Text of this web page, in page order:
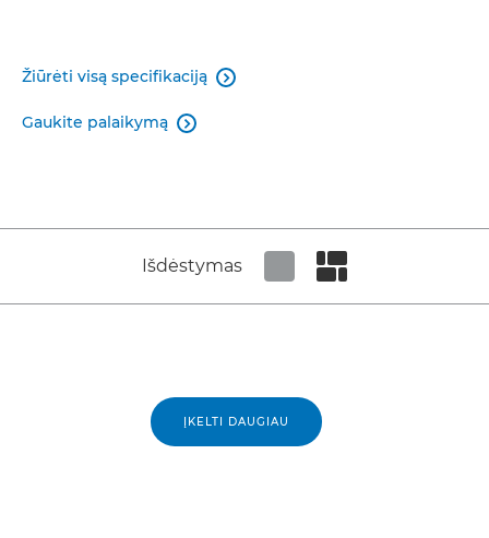
Žiūrėti visą specifikaciją 
Gaukite palaikymą 
Išdėstymas
ĮKELTI DAUGIAU